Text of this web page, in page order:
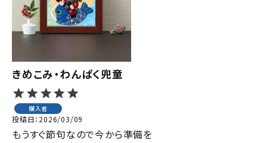
きめこみ・わんぱく兜童
購入者
投稿日 2026/03/09
もうすぐ節句なので今から準備を